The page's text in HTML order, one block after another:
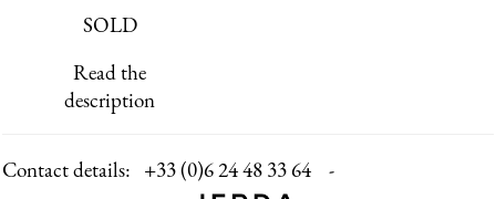
SOLD
Read the
description
Contact details: +33 (0)6 24 48 33 64 -